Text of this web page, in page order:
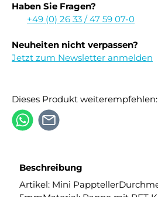
Haben Sie Fragen?
+49 (0) 26 33 / 47 59 07-0
Neuheiten nicht verpassen?
Jetzt zum Newsletter anmelden
Dieses Produkt weiterempfehlen:
Beschreibung
Artikel: Mini